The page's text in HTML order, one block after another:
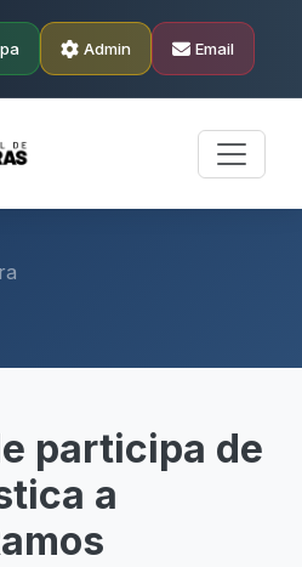
Admin Email
participa de
a